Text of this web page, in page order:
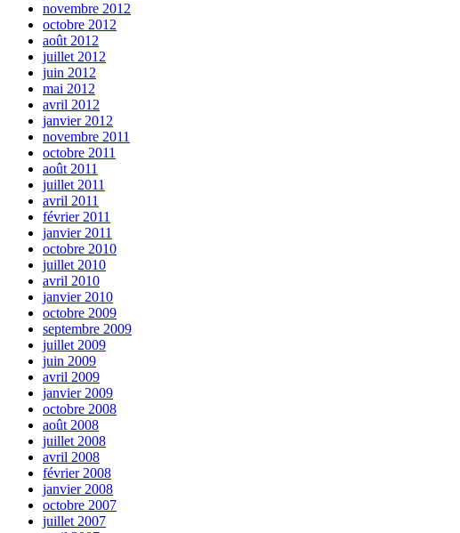
novembre 2012
octobre 2012
août 2012
juillet 2012
juin 2012
mai 2012
avril 2012
janvier 2012
novembre 2011
octobre 2011
août 2011
juillet 2011
avril 2011
février 2011
janvier 2011
octobre 2010
juillet 2010
avril 2010
janvier 2010
octobre 2009
septembre 2009
juillet 2009
juin 2009
avril 2009
janvier 2009
octobre 2008
août 2008
juillet 2008
avril 2008
février 2008
janvier 2008
octobre 2007
juillet 2007